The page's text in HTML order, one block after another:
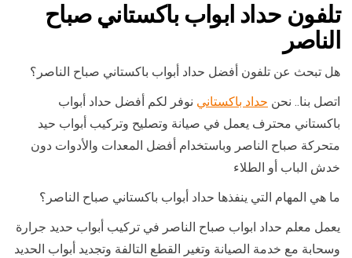
تلفون حداد ابواب باكستاني صباح
الناصر
هل تبحث عن تلفون أفضل حداد أبواب باكستاني صباح الناصر؟
اتصل بنا.. نحن حداد باكستاني نوفر لكم أفضل حداد أبواب
باكستاني محترف يعمل في صيانة وتصليح وتركيب أبواب حيد
متحركة صباح الناصر وباستخدام أفضل المعدات والأدوات دون
خدش الباب أو الطلاء
ما هي المهام التي ينفذها حداد أبواب باكستاني صباح الناصر؟
يعمل معلم حداد ابواب صباح الناصر في تركيب أبواب حديد جرارة
وسحابة مع خدمة الصيانة وتغير القطع التالفة وتجديد أبواب الحديد